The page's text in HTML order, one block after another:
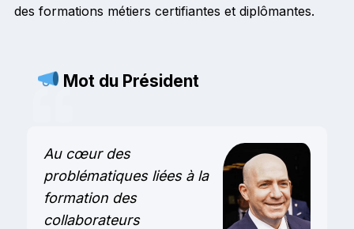
des formations métiers certifiantes et diplômantes.
Mot du Président
Au cœur des
problématiques liées à la
formation des
collaborateurs